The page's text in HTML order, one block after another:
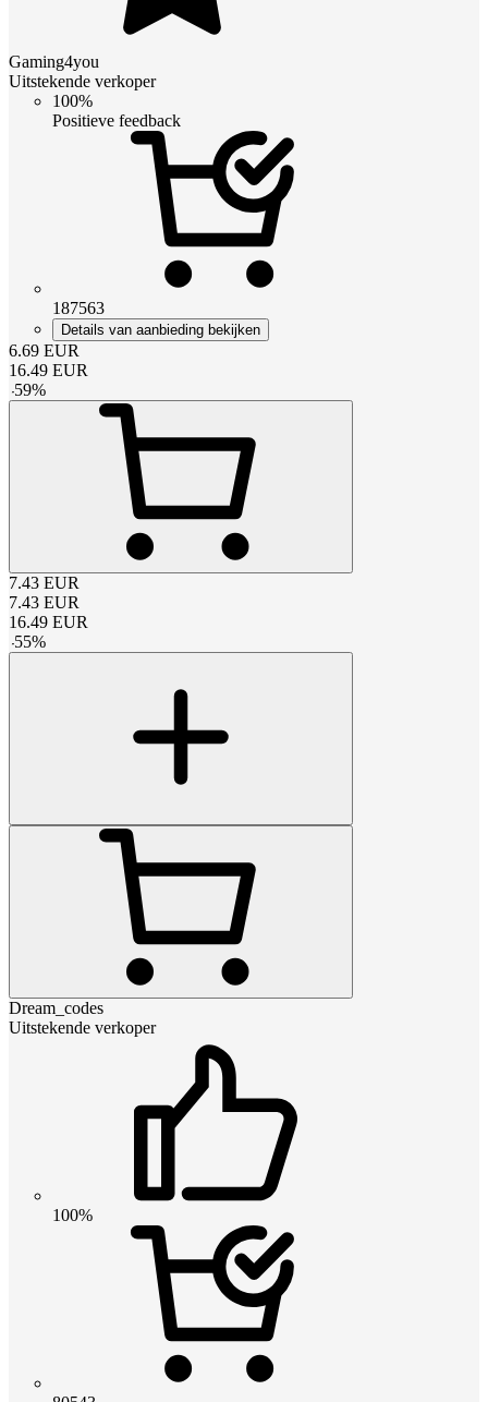
Gaming4you
Uitstekende verkoper
100%
Positieve feedback
187563
Details van aanbieding bekijken
6.69 EUR
16.49 EUR
-59%
7.43 EUR
7.43 EUR
16.49 EUR
-55%
Dream_codes
Uitstekende verkoper
100%